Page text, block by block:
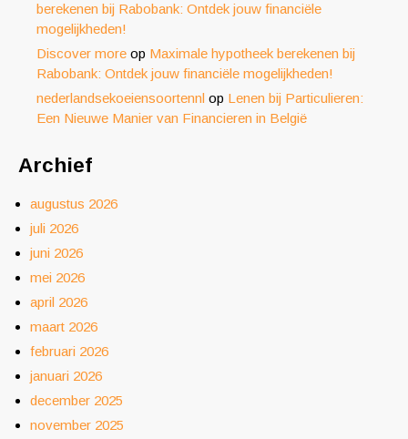
berekenen bij Rabobank: Ontdek jouw financiële
mogelijkheden!
Discover more op Maximale hypotheek berekenen bij
Rabobank: Ontdek jouw financiële mogelijkheden!
nederlandsekoeiensoortennl op Lenen bij Particulieren:
Een Nieuwe Manier van Financieren in België
Archief
augustus 2026
juli 2026
juni 2026
mei 2026
april 2026
maart 2026
februari 2026
januari 2026
december 2025
november 2025